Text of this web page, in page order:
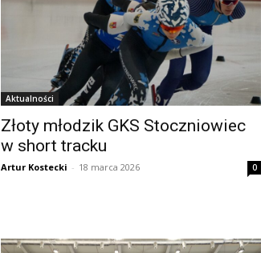
Aktualności
Złoty młodzik GKS Stoczniowiec
w short tracku
Artur Kostecki - 18 marca 2026 0